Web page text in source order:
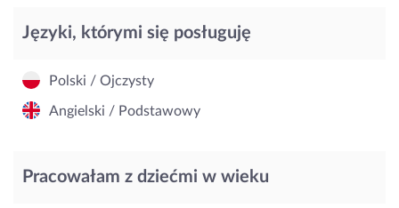
Języki, którymi się posługuję
Polski / Ojczysty
Angielski / Podstawowy
Pracowałam z dziećmi w wieku